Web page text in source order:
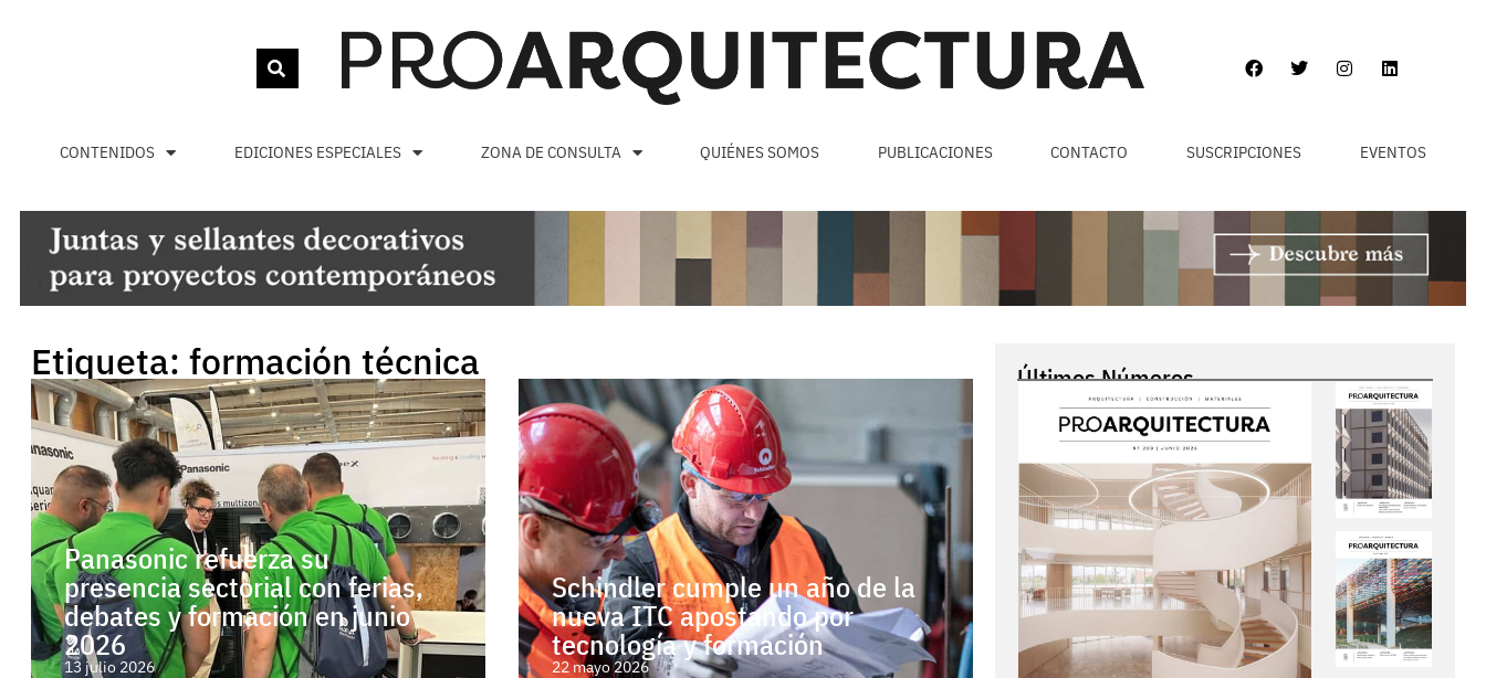
CONTENIDOS EDICIONES ESPECIALES ZONA DE CONSULTA QUIÉNES SOMOS PUBLICACIONES CONTACTO SUSCRIPCIONES EVENTOS
Etiqueta: formación técnica
Panasonic refuerza su
presencia sectorial con ferias,
debates y formación en junio
2026
13 julio 2026
Schindler cumple un año de la
nueva ITC apostando por
tecnología y formación
22 mayo 2026
Últimos Números